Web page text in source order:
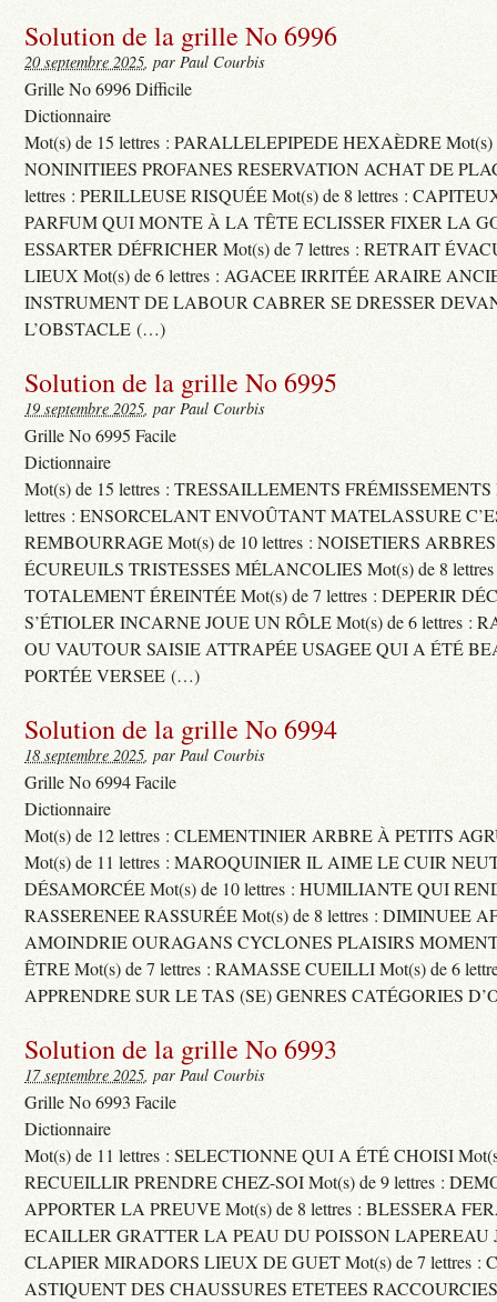
Solution de la grille No 6996
20 septembre 2025, par Paul Courbis
Grille No 6996 Difficile
Dictionnaire
Mot(s) de 15 lettres : PARALLELEPIPEDE HEXAÈDRE Mot(s)
NONINITIEES PROFANES RESERVATION ACHAT DE
lettres : PERILLEUSE RISQUÉE Mot(s) de 8 lettres :
PARFUM QUI MONTE À LA TÊTE ECLISSER FIXER LA
ESSARTER DÉFRICHER Mot(s) de 7 lettres : RETRAIT
LIEUX Mot(s) de 6 lettres : AGACEE IRRITÉE ARAIRE
INSTRUMENT DE LABOUR CABRER SE DRESSER
L’OBSTACLE (…)
Solution de la grille No 6995
19 septembre 2025, par Paul Courbis
Grille No 6995 Facile
Dictionnaire
Mot(s) de 15 lettres : TRESSAILLEMENTS FRÉMISSEMENTS
lettres : ENSORCELANT ENVOÛTANT MATELASSURE
REMBOURRAGE Mot(s) de 10 lettres : NOISETIERS
ÉCUREUILS TRISTESSES MÉLANCOLIES Mot(s) de 8
TOTALEMENT ÉREINTÉE Mot(s) de 7 lettres : DEPERIR
S’ÉTIOLER INCARNE JOUE UN RÔLE Mot(s) de 6 lettres :
OU VAUTOUR SAISIE ATTRAPÉE USAGEE QUI A ÉTÉ
PORTÉE VERSEE (…)
Solution de la grille No 6994
18 septembre 2025, par Paul Courbis
Grille No 6994 Facile
Dictionnaire
Mot(s) de 12 lettres : CLEMENTINIER ARBRE À PETITS
Mot(s) de 11 lettres : MAROQUINIER IL AIME LE CUIR
DÉSAMORCÉE Mot(s) de 10 lettres : HUMILIANTE QUI
RASSERENEE RASSURÉE Mot(s) de 8 lettres : DIMINUEE
AMOINDRIE OURAGANS CYCLONES PLAISIRS
ÊTRE Mot(s) de 7 lettres : RAMASSE CUEILLI Mot(s) de 6
APPRENDRE SUR LE TAS (SE) GENRES CATÉGORIES
Solution de la grille No 6993
17 septembre 2025, par Paul Courbis
Grille No 6993 Facile
Dictionnaire
Mot(s) de 11 lettres : SELECTIONNE QUI A ÉTÉ CHOISI
RECUEILLIR PRENDRE CHEZ-SOI Mot(s) de 9 lettres :
APPORTER LA PREUVE Mot(s) de 8 lettres : BLESSERA
ECAILLER GRATTER LA PEAU DU POISSON LAPEREAU
CLAPIER MIRADORS LIEUX DE GUET Mot(s) de 7 lettres :
ASTIQUENT DES CHAUSSURES ETETEES